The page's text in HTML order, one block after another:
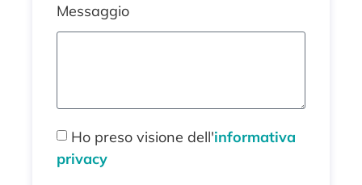
Messaggio
Ho preso visione dell'informativa
privacy